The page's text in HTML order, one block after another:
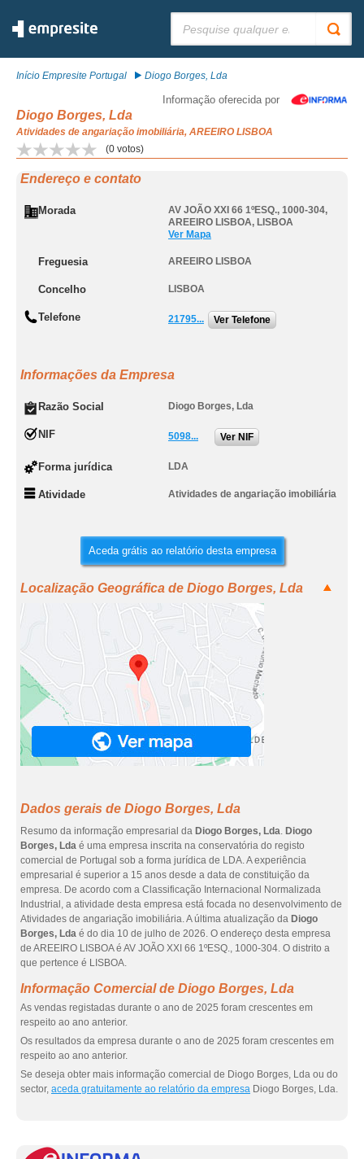
Início Empresite Portugal Diogo Borges, Lda
Informação oferecida por
Diogo Borges, Lda
Atividades de angariação imobiliária, AREEIRO LISBOA
(0 votos)
Endereço e contato
Morada AV JOÃO XXI 66 1ºESQ., 1000-304,
AREEIRO LISBOA, LISBOA
Ver Mapa
Freguesia AREEIRO LISBOA
Concelho LISBOA
Telefone 21795... Ver Telefone
Informações da Empresa
Razão Social Diogo Borges, Lda
NIF 5098... Ver NIF
Forma jurídica LDA
Atividade Atividades de angariação imobiliária
Aceda grátis ao relatório desta empresa
Localização Geográfica de Diogo Borges, Lda
Dados gerais de Diogo Borges, Lda
Resumo da informação empresarial da Diogo Borges, Lda. Diogo
Borges, Lda é uma empresa inscrita na conservatória do registo
comercial de Portugal sob a forma jurídica de LDA. A experiência
empresarial é superior a 15 anos desde a data de constituição da
empresa. De acordo com a Classificação Internacional Normalizada
Industrial, a atividade desta empresa está focada no desenvolvimento de
Atividades de angariação imobiliária. A última atualização da Diogo
Borges, Lda é do dia 10 de julho de 2026. O endereço desta empresa
de AREEIRO LISBOA é AV JOÃO XXI 66 1ºESQ., 1000-304. O distrito a
que pertence é LISBOA.
Informação Comercial de Diogo Borges, Lda
As vendas registadas durante o ano de 2025 foram crescentes em
respeito ao ano anterior.
Os resultados da empresa durante o ano de 2025 foram crescentes em
respeito ao ano anterior.
Se deseja obter mais informação comercial de Diogo Borges, Lda ou do
sector, aceda gratuitamente ao relatório da empresa Diogo Borges, Lda.